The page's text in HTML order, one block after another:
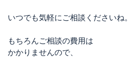
いつでも気軽にご相談くださいね。
もちろんご相談の費用は
かかりませんので、